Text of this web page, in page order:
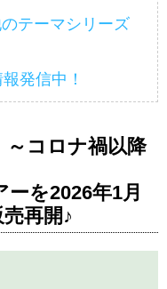
テーマシリーズ
発信中！
以降
を2026年1月
再開♪